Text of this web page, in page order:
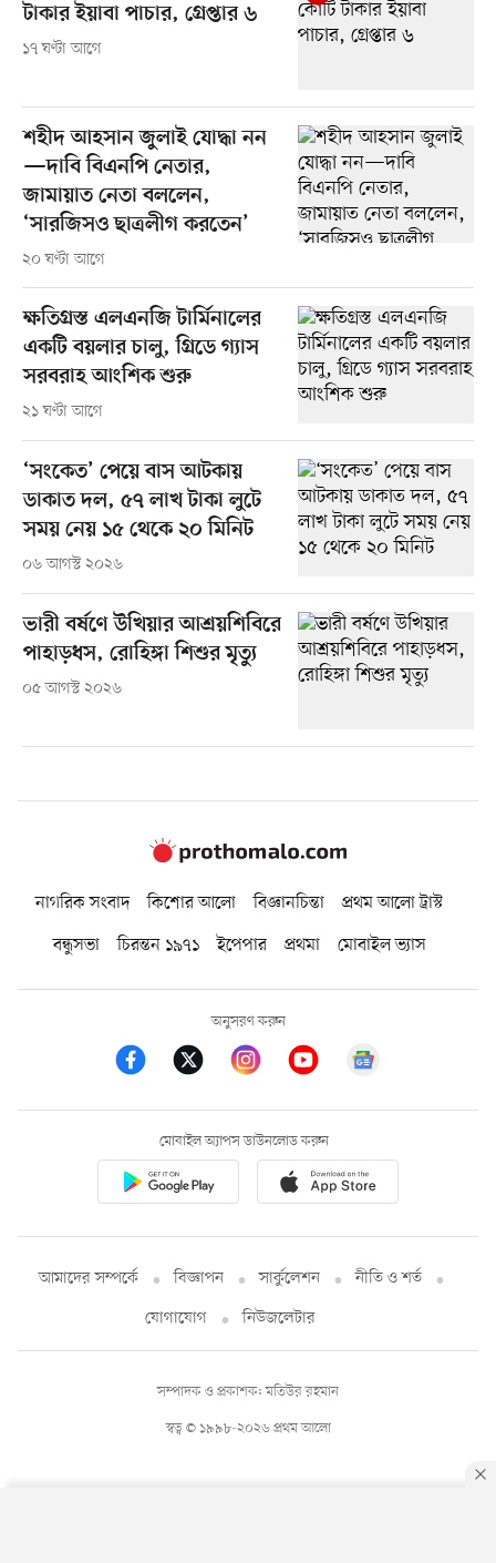
টাকার ইয়াবা পাচার, গ্রেপ্তার ৬
১৭ ঘণ্টা আগে
শহীদ আহসান জুলাই যোদ্ধা নন
—দাবি বিএনপি নেতার,
জামায়াত নেতা বললেন,
‘সারজিসও ছাত্রলীগ করতেন’
২০ ঘণ্টা আগে
ক্ষতিগ্রস্ত এলএনজি টার্মিনালের
একটি বয়লার চালু, গ্রিডে গ্যাস
সরবরাহ আংশিক শুরু
২১ ঘণ্টা আগে
‘সংকেত’ পেয়ে বাস আটকায়
ডাকাত দল, ৫৭ লাখ টাকা লুটে
সময় নেয় ১৫ থেকে ২০ মিনিট
০৬ আগস্ট ২০২৬
ভারী বর্ষণে উখিয়ার আশ্রয়শিবিরে
পাহাড়ধস, রোহিঙ্গা শিশুর মৃত্যু
০৫ আগস্ট ২০২৬
নাগরিক সংবাদ কিশোর আলো বিজ্ঞানচিন্তা
প্রথম আলো ট্রাস্ট
বন্ধুসভা
চিরন্তন ১৯৭১ ইপেপার প্রথমা মোবাইল ভ্যাস
অনুসরণ করুন
মোবাইল অ্যাপস ডাউনলোড করুন
আমাদের সম্পর্কে বিজ্ঞাপন সার্কুলেশন
নীতি ও শর্ত
যোগাযোগ
নিউজলেটার
স্বত্ব © ১৯৯৮-২০২৬ প্রথম আলো
সম্পাদক ও প্রকাশক: মতিউর রহমান